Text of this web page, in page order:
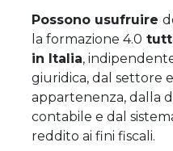
Possono usufruire
la formazione 4.0
in Italia,
giuridica, dal settore
appartenenza, dalla
contabile e dal
reddito ai fini fiscali.